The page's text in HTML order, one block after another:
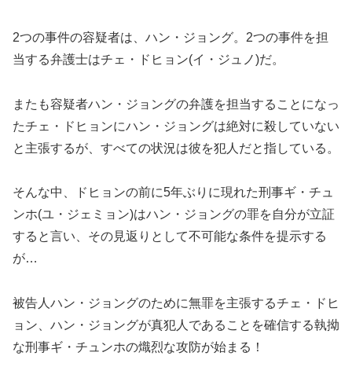
2つの事件の容疑者は、ハン・ジョング。2つの事件を担
当する弁護士はチェ・ドヒョン(イ・ジュノ)だ。
またも容疑者ハン・ジョングの弁護を担当することになっ
たチェ・ドヒョンにハン・ジョングは絶対に殺していない
と主張するが、すべての状況は彼を犯人だと指している。
そんな中、ドヒョンの前に5年ぶりに現れた刑事ギ・チュ
ンホ(ユ・ジェミョン)はハン・ジョングの罪を自分が立証
すると言い、その見返りとして不可能な条件を提示する
が…
被告人ハン・ジョングのために無罪を主張するチェ・ドヒ
ョン、ハン・ジョングが真犯人であることを確信する執拗
な刑事ギ・チュンホの熾烈な攻防が始まる！